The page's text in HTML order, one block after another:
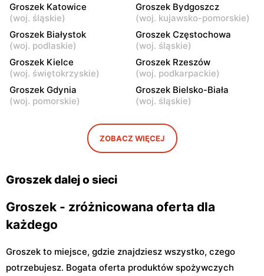
Groszek
Łomianki Dolne, ul. Wiślana
32E
Groszek
Łomianki, ul. Warszawska
280
Groszek
Warszawa, ul. Jana Pawła II
108
Groszek
Warszawa, ul. plac Wojska
Polskiego 114
Nowa Iwiczna, ul. Ignacego
Warszawa, ul. Rumiankowa
18
Kobyłka, ul. Nadarzyn 8
Groszek Katowice
(woj. śląskie)
Groszek Bydgoszcz
(woj. kujawsko-pomorskie)
Groszek Białystok
(woj. podlaskie)
Groszek Częstochowa
(woj. śląskie)
Groszek Kielce
(woj. świętokrzyskie)
Groszek Rzeszów
(woj. podkarpackie)
Groszek Gdynia
(woj. pomorskie)
Groszek Bielsko-Biała
(woj. śląskie)
ZOBACZ WIĘCEJ
Groszek dalej o sieci
Groszek - zróżnicowana oferta dla
każdego
Groszek to miejsce, gdzie znajdziesz wszystko, czego
potrzebujesz. Bogata oferta produktów spożywczych